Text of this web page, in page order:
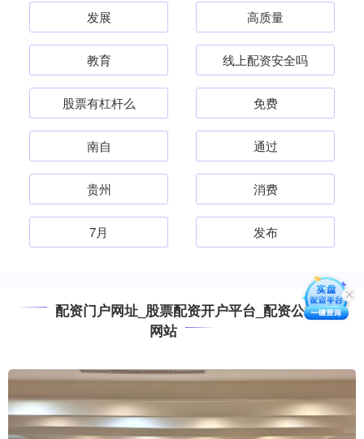
发展 高质量
教育 线上配资安全吗
股票有杠杆么 免费
南自 通过
贵州 消费
7月 发布
配资门户网址_股票配资开户平台_配资公司平台
网站